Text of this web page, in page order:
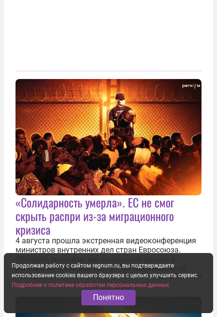
«Солидарность умерла». ЕС не смог
скрыть распри из-за миграционного
кризиса
4 августа прошла экстренная видеоконференция
министров внутренних дел стран Евросоюза.
испанском эксклаве Сеута, расположенном на
северном побережье Африки. В конце июля
границу между Марокко и испанской территорией
прорвали до 72 тысяч мигрантов. Подавляющее...
4 августа 2026 АНДРЕЙ БУЛКИН
Продолжая работу с сайтом regnum.ru, вы подтверждаете
использование cookies вашего браузера с целью улучшить сервис.
Подробнее о политике обработки персональных данных
Понятно